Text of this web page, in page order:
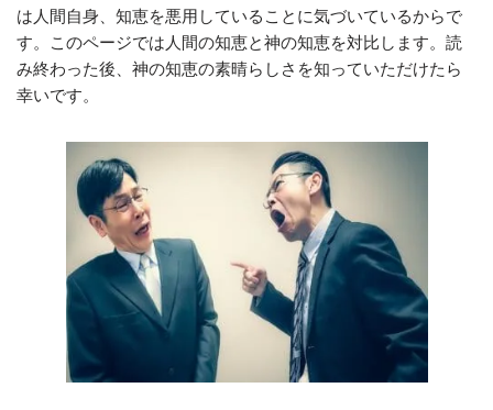
は人間自身、知恵を悪用していることに気づいているからで
す。このページでは人間の知恵と神の知恵を対比します。読
み終わった後、神の知恵の素晴らしさを知っていただけたら
幸いです。